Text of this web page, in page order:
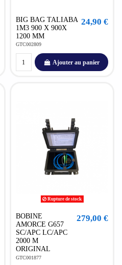
BIG BAG TALIABA
1M3 900 X 900X
1200 MM
GTC002809
24,90 €
Ajouter au panier
Rupture de stock
BOBINE
AMORCE G657
SC/APC LC/APC
2000 M
ORIGINAL
GTC001877
279,00 €